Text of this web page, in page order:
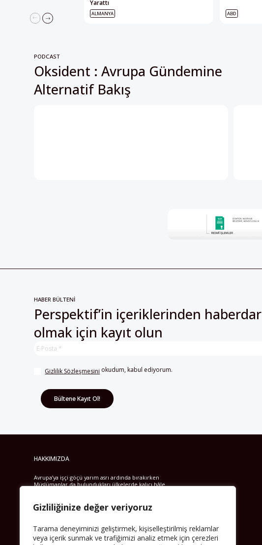
Gizliliğinize değer veriyoruz
Tarama deneyiminizi geliştirmek, kişiselleştirilmiş reklamlar
veya içerik sunmak ve trafiğimizi analiz etmek için çerezleri
Yarattı
ALMANYA ABD
PODCAST
Oksident : Avrupa Gündemine
Alternatif Bakış
HABER BÜLTENİ
Perspektif’in içeriklerinden haberdar
olmak için kayıt olun
Gizlilik Sözleşmesini okudum, kabul ediyorum.
HAKKIMIZDA
Avrupa’ya işçi göçü yarım asrı ardında bırakırken
Müslümanlar da bulundukları ülkelerde kalıcı hâle
neden oldu. Avrupa’da yerleşik bir Müslüman cemaatin
oluşması, hem yerleşik kültür ve siyasi düzen için, hem
Yazının devamı